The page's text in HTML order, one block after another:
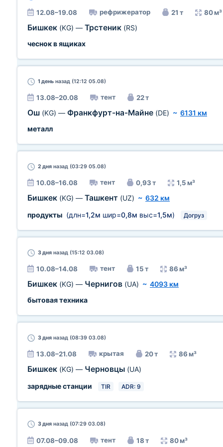
12.08–19.08 рефрижератор 21 т 80 м³
Бишкек (KG) — Трстеник (RS)
чеснок в ящиках
1 день назад (12:12 05.08)
13.08–20.08 тент 22 т
Ош (KG) — Франкфурт-на-Майне (DE) ~ 6131 км
металл
2 дня назад (03:29 05.08)
10.08–16.08 тент 0,93 т 1,5 м³
Бишкек (KG) — Ташкент (UZ) ~ 632 км
продукты (длн=1,2м шир=0,8м выс=1,5м) Догруз
3 дня назад (15:12 03.08)
10.08–14.08 тент 15 т 86 м³
Бишкек (KG) — Чернигов (UA) ~ 4093 км
бытовая техника
3 дня назад (08:39 03.08)
13.08–21.08 крытая 20 т 86 м³
Бишкек (KG) — Черновцы (UA)
зарядные станции
TIR ADR: 9
3 дня назад (07:29 03.08)
07.08–09.08 тент 18 т 80 м³